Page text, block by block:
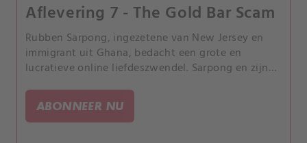
Aflevering 7 - The Gold Bar Scam
Rubben Sarpong, ingezetene van New Jersey en
immigrant uit Ghana, bedacht een grote en
lucratieve online liefdeszwendel. Sarpong en zijn
misbruikten wel 88 vrouwen in een complexe
online zwendel.
ABONNEER NU